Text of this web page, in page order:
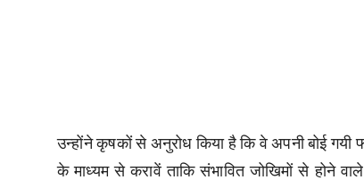
उन्होंने कृषकों से अनुरोध किया है कि वे अपनी बोई
के माध्यम से करावें ताकि संभावित जोखिमों से होने